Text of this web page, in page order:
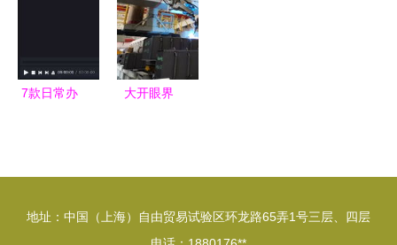
7款日常办
大开眼界
地址：中国（上海）自由贸易试验区环龙路65弄1号三层、四层